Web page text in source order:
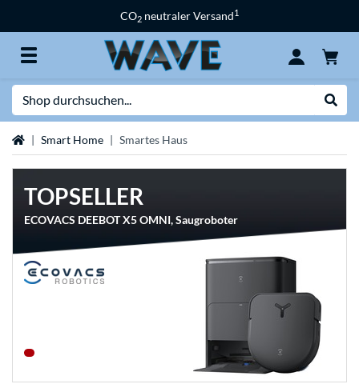
CO2 neutraler Versand1
StartseiteSmart Home Smartes Haus
TOPSELLER
ECOVACS DEEBOT X5 OMNI, Saugroboter